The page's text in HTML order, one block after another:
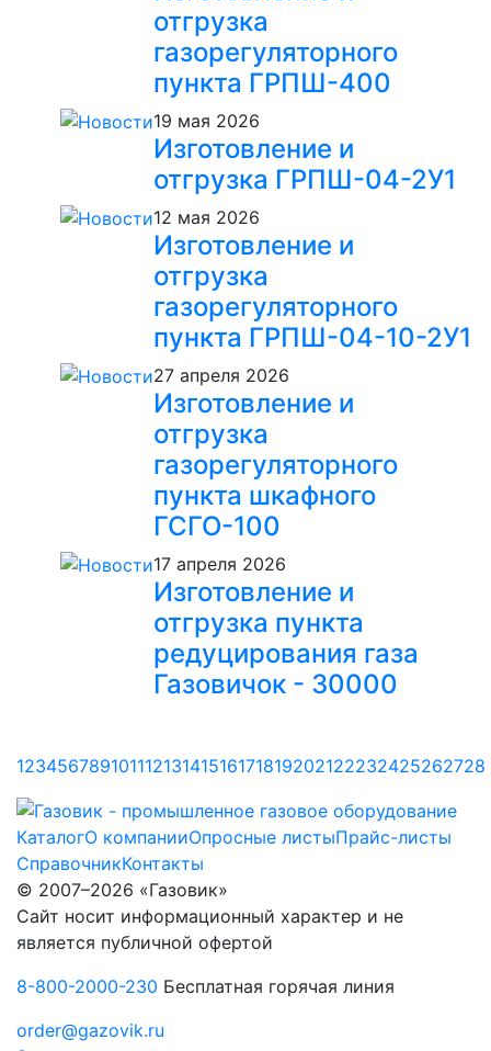
отгрузка
газорегуляторного
пункта ГРПШ-400
19 мая 2026
Изготовление и
отгрузка ГРПШ-04-2У1
12 мая 2026
Изготовление и
отгрузка
газорегуляторного
пункта ГРПШ-04-10-2У1
27 апреля 2026
Изготовление и
отгрузка
газорегуляторного
пункта шкафного
ГСГО-100
17 апреля 2026
Изготовление и
отгрузка пункта
редуцирования газа
Газовичок - 30000
12345678910111213141516171819202122232425262728
КаталогО компанииОпросные листыПрайс-листы
СправочникКонтакты
© 2007–2026 «Газовик»
Сайт носит информационный характер и не
является публичной офертой
8-800-2000-230 Бесплатная горячая линия
order@gazovik.ru